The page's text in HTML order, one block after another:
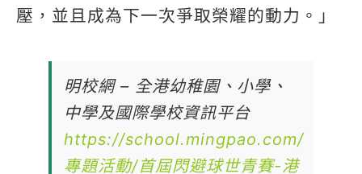
壓，並且成為下一次爭取榮耀的動力。」
明校網 – 全港幼稚園、小學、
中學及國際學校資訊平台
https://school.mingpao.com/
專題活動/首屆閃避球世青賽-港